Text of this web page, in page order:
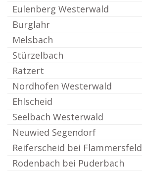
Eulenberg Westerwald
Burglahr
Melsbach
Stürzelbach
Ratzert
Nordhofen Westerwald
Ehlscheid
Seelbach Westerwald
Neuwied Segendorf
Reiferscheid bei Flammersfeld
Rodenbach bei Puderbach